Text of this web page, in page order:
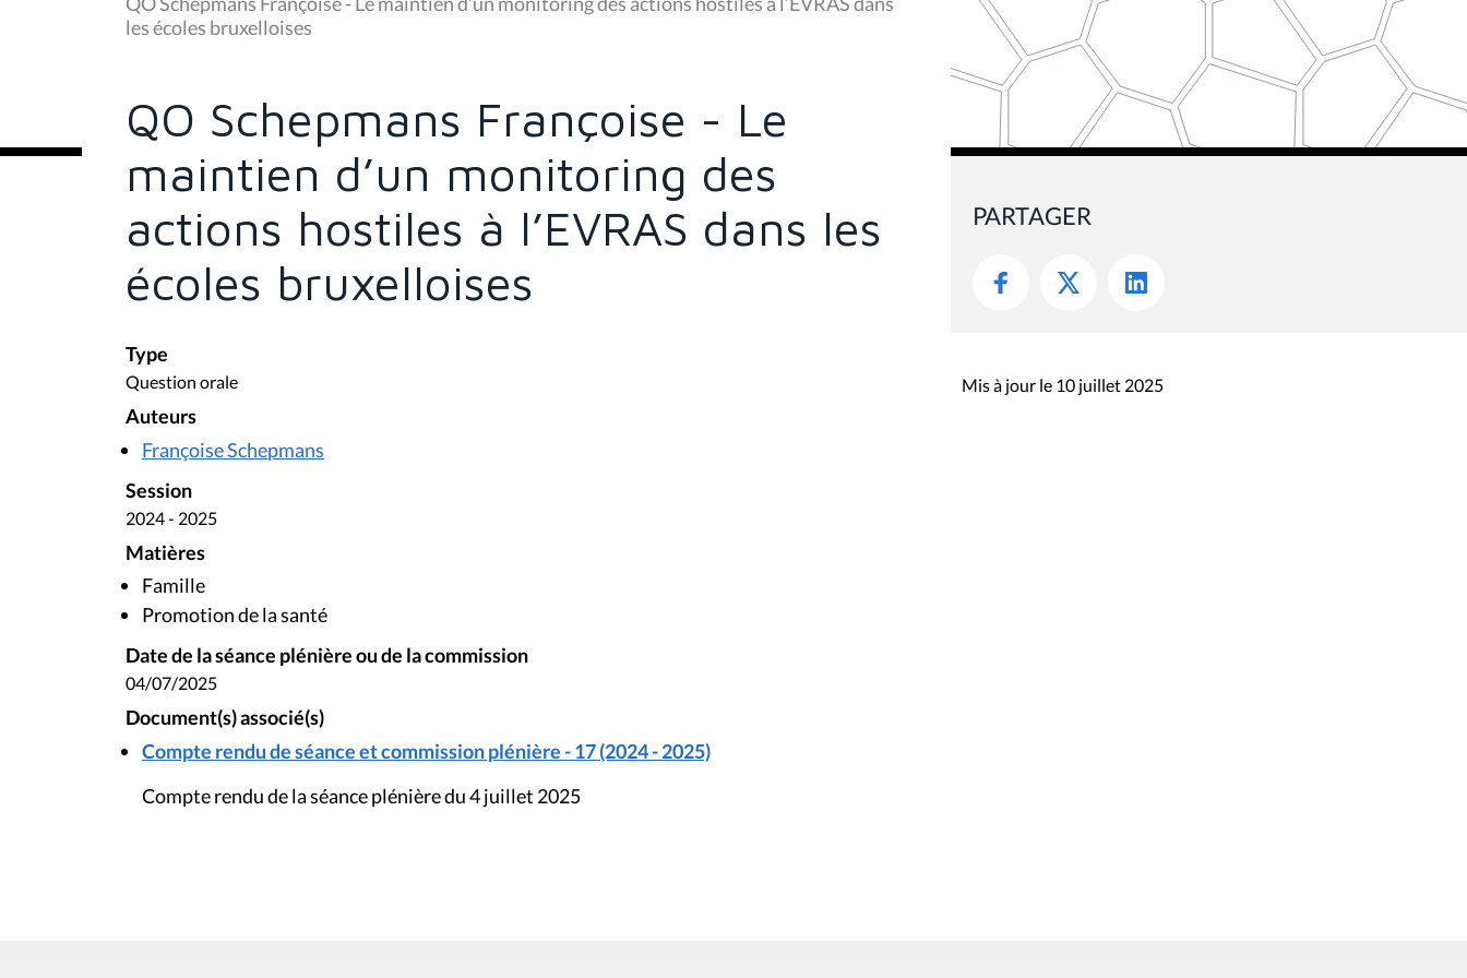
s
ê
c
:
les écoles bruxelloises
QO Schepmans Françoise - Le
maintien d’un monitoring des
actions hostiles à l’EVRAS dans les
écoles bruxelloises
Type
Question orale
Auteurs
Françoise Schepmans
Session
2024 - 2025
Matières
Famille
Promotion de la santé
Date de la séance plénière ou de la commission
04/07/2025
Document(s) associé(s)
Compte rendu de séance et commission plénière - 17 (2024 - 2025)
Compte rendu de la séance plénière du 4 juillet 2025
PARTAGER
Mis à jour le 10 juillet 2025